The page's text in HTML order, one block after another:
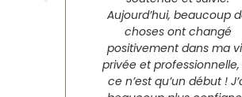
Aujourd’hui, beaucoup
choses ont changé
positivement dans ma
privée et
ce n’est qu’un début !